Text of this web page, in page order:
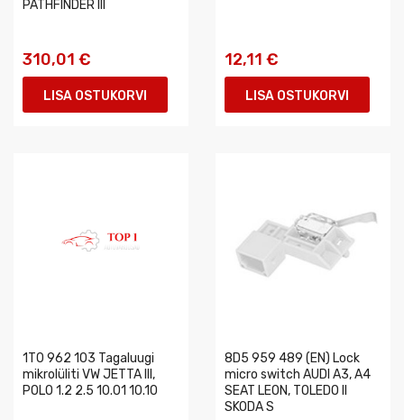
PATHFINDER III
310,01 €
LISA OSTUKORVI
12,11 €
LISA OSTUKORVI
1T0 962 103 Tagaluugi
mikrolüliti VW JETTA III,
POLO 1.2 2.5 10.01 10.10
8D5 959 489 (EN) Lock
micro switch AUDI A3, A4
SEAT LEON, TOLEDO II
SKODA S